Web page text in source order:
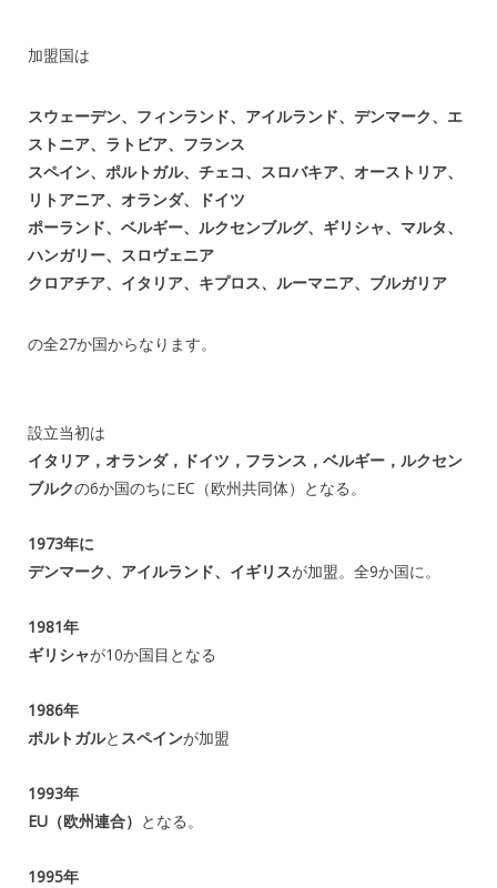
加盟国は
スウェーデン、フィンランド、アイルランド、デンマーク、エ
ストニア、ラトビア、フランス
スペイン、ポルトガル、チェコ、スロバキア、オーストリア、
リトアニア、オランダ、ドイツ
ポーランド、ベルギー、ルクセンブルグ、ギリシャ、マルタ、
ハンガリー、スロヴェニア
クロアチア、イタリア、キプロス、ルーマニア、ブルガリア
の全27か国からなります。
設立当初は
イタリア，オランダ，ドイツ，フランス，ベルギー，ルクセン
ブルクの6か国のちにEC（欧州共同体）となる。
1973年に
デンマーク、アイルランド、イギリスが加盟。全9か国に。
1981年
ギリシャが10か国目となる
1986年
ポルトガルと スペインが加盟
1993年
EU（欧州連合） となる。
1995年